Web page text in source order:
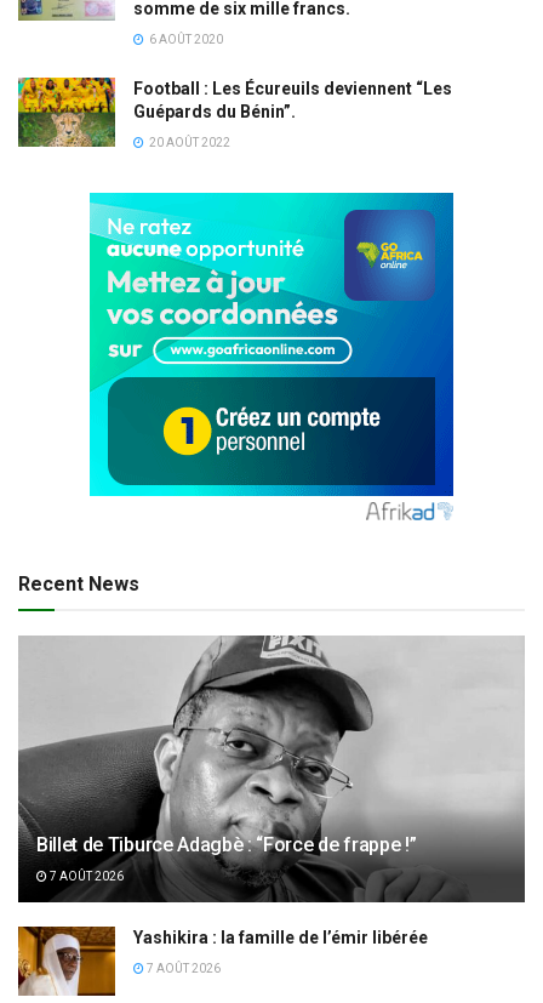
somme de six mille francs.
6 AOÛT 2020
Football : Les Écureuils deviennent “Les
Guépards du Bénin”.
20 AOÛT 2022
Recent News
Billet de Tiburce Adagbè : “Force de frappe !”
7 AOÛT 2026
Yashikira : la famille de l’émir libérée
7 AOÛT 2026